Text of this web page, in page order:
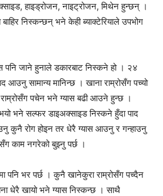
हाइड्रोजन, नाइट्रोजन, मिथेन हुन्छन् ।
निस्कन्छन् भने केही ब्याक्टेरियाले उपभोग
पनि जाने हुनाले डकारबाट निस्कने हो । २४
आउनु सामान्य मानिन्छ । खाना राम्रोसँग पच्यो
पचेन भने ग्यास बढी आउने हुन्छ ।
भने सल्फर डाइअक्साइड निस्कने हुँदा पाद
कुनै रोग होइन तर धेरै ग्यास आउनु र गन्हाउनु
काम नगरेको बुझ्नु पर्छ ।
पनि भर पर्छ । कुनै खानेकुरा राम्रोसँग पच्दैन
धेरै खायो भने ग्यास निस्कन्छ । साथै